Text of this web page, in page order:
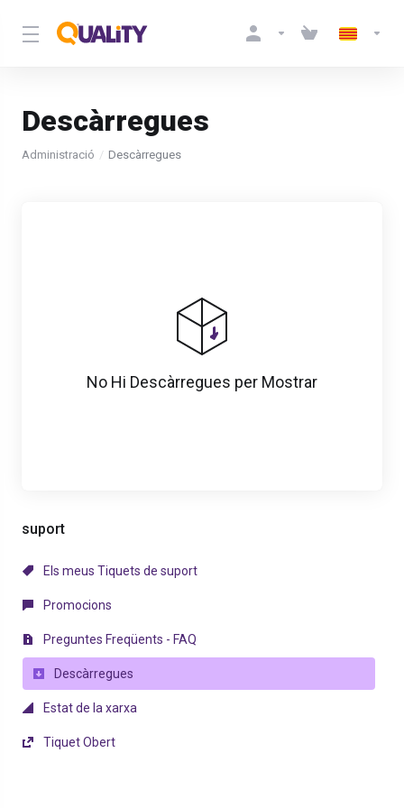
Descàrregues
Administració Descàrregues
suport
Els meus Tiquets de suport
Promocions
Preguntes Freqüents - FAQ
Descàrregues
Estat de la xarxa
Tiquet Obert
No Hi Descàrregues per Mostrar